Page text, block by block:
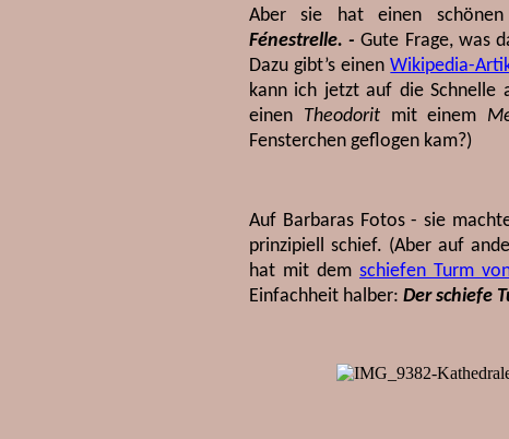
Aber sie hat einen
Fénestrelle. -Gute Frage, was
Dazu gibt’s einenWikipedia-
kann ich jetzt auf die Schnelle
einen Theodoritmit einem
Fensterchen geflogen kam?)
Auf Barbaras Fotos - sie
prinzipiell schief. (Aber auf
hat mit dem schiefen Turm
Einfachheit halber: Der schiefe